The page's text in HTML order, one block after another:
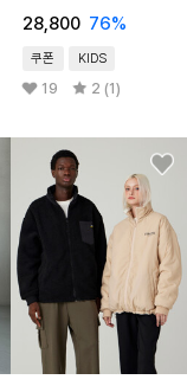
28,800 76%
쿠폰 KIDS
19 2 (1)